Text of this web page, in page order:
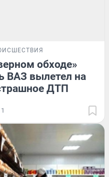
обходе»
ВАЗ вылетел на
ДТП
1